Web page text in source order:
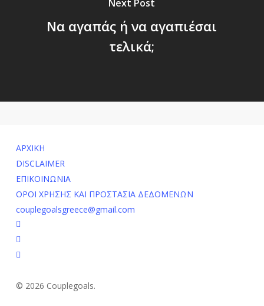
Next Post
Να αγαπάς ή να αγαπιέσαι
τελικά;
ΑΡΧΙΚΗ
DISCLAIMER
ΕΠΙΚΟΙΝΩΝΙΑ
ΟΡΟΙ ΧΡΗΣΗΣ ΚΑΙ ΠΡΟΣΤΑΣΙΑ ΔΕΔΟΜΕΝΩΝ
couplegoalsgreece@gmail.com
facebook
youtube
instagram
© 2026 Couplegoals.